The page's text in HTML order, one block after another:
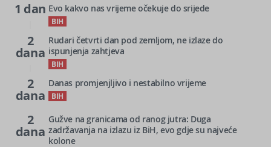
1 dan Evo kakvo nas vrijeme očekuje do srijede
BIH
2
dana
Rudari četvrti dan pod zemljom, ne izlaze do
ispunjenja zahtjeva
BIH
2
dana
Danas promjenjljivo i nestabilno vrijeme
BIH
2
dana
Gužve na granicama od ranog jutra: Duga
zadržavanja na izlazu iz BiH, evo gdje su najveće
kolone